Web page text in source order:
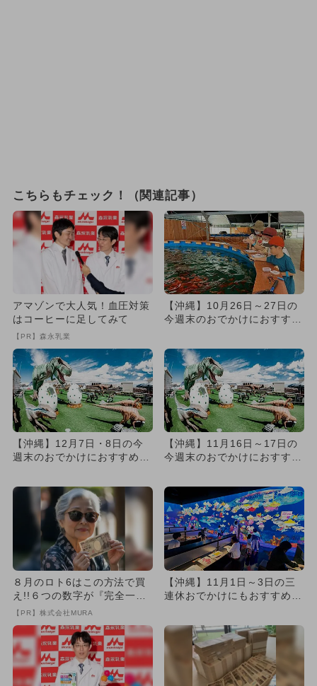
こちらもチェック！（関連記事）
アマゾンで大人気！血圧対策
はコーヒーに足してみて
【PR】森永乳業
【沖縄】10月26日～27日の
今週末のおでかけにおすす
【沖縄】12月7日・8日の今
週末のおでかけにおすすめ！
【沖縄】11月16日～17日の
今週末のおでかけにおすす
ン...
８月のロト6はこの方法で買
え!!６つの数字が『完全一
致』する方法
【PR】株式会社MURA
【沖縄】11月1日～3日の三
連休おでかけにもおすすめ！